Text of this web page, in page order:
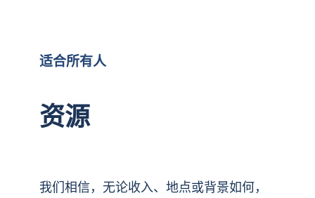
适合所有人
资源
我们相信，无论收入、地点或背景如何，